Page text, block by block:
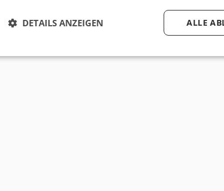
ALLE
DETAILS ANZEIGEN